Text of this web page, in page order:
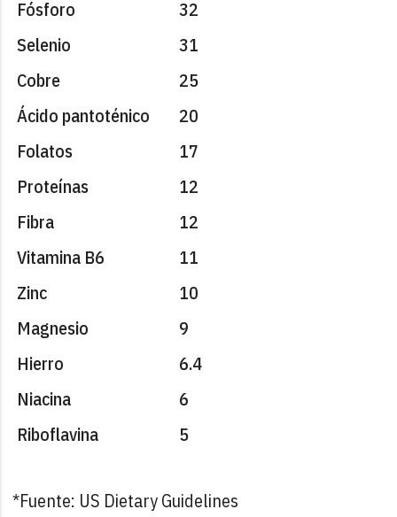
Fósforo
32
Selenio
31
Cobre
25
Ácido pantoténico
20
Folatos
17
Proteínas
12
Fibra
12
Vitamina B6
11
Zinc
10
Magnesio
9
Hierro
6.4
Niacina
6
Riboflavina
5
*Fuente: US Dietary Guidelines